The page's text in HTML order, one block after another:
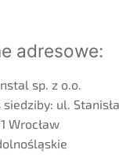
adresowe:
sp. z o.o.
siedziby: ul.
Wrocław